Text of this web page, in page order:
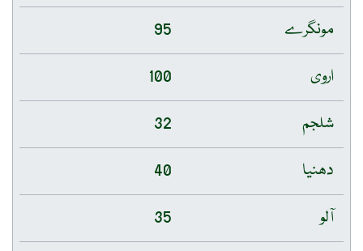
مونگرے
95
اروی
100
شلجم
32
دھنیا
40
آلو
35